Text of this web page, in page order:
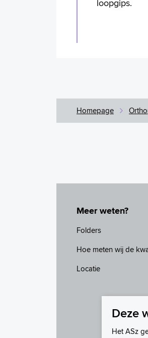
loopgips.
Homepage
Meer weten?
Folders
Hoe meten wij de
Locatie
Deze
Het ASz